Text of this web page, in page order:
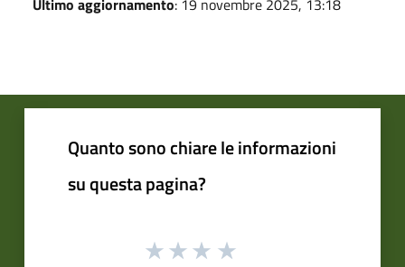
Quanto sono chiare le informazioni
su questa pagina?